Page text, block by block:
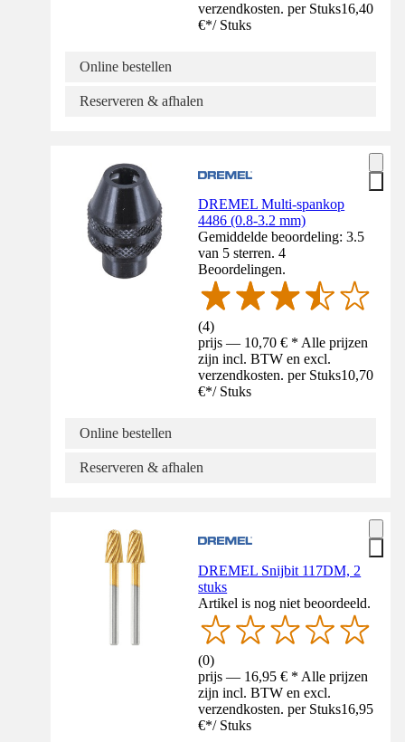
verzendkosten. per Stuks16,40
€*/ Stuks
Online bestellen
Reserveren & afhalen
DREMEL Multi-spankop
4486 (0.8-3.2 mm)
Gemiddelde beoordeling: 3.5
van 5 sterren. 4
Beoordelingen.
(4)
prijs — 10,70 € * Alle prijzen
zijn incl. BTW en excl.
verzendkosten. per Stuks10,70
€*/ Stuks
Online bestellen
Reserveren & afhalen
DREMEL Snijbit 117DM, 2
stuks
Artikel is nog niet beoordeeld.
(0)
prijs — 16,95 € * Alle prijzen
zijn incl. BTW en excl.
verzendkosten. per Stuks16,95
€*/ Stuks